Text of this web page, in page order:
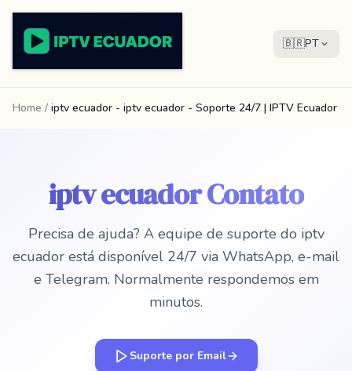
🇧🇷PT
Home / iptv ecuador - iptv ecuador - Soporte 24/7 | IPTV Ecuador
iptv ecuador Contato
Precisa de ajuda? A equipe de suporte do iptv
ecuador está disponível 24/7 via WhatsApp, e-mail
e Telegram. Normalmente respondemos em
minutos.
Suporte por Email